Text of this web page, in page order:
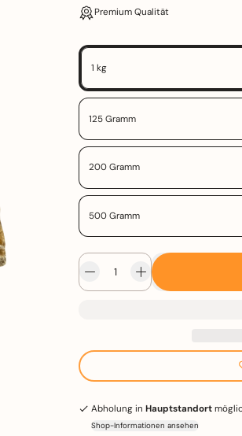
Premium
Verpackungsgröße
1 kg
125 Gramm
200 Gramm
500 Gramm
Abholung inHauptstandort
Shop-Informationen ansehen